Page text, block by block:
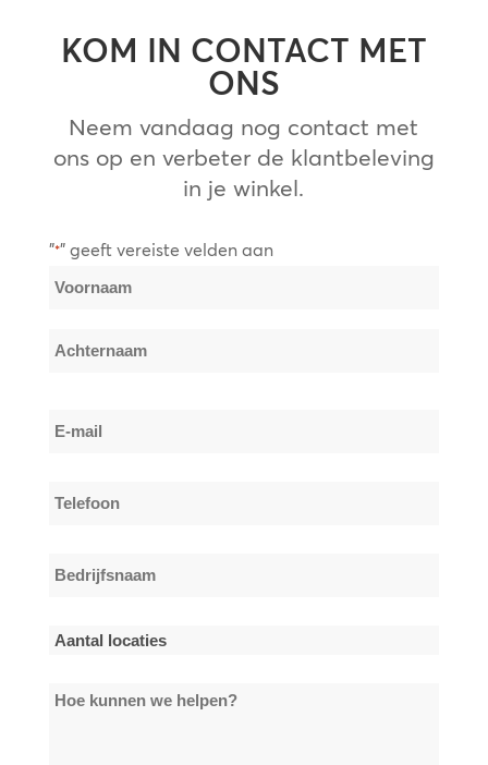
KOM IN CONTACT MET
ONS
Neem vandaag nog contact met
ons op en verbeter de klantbeleving
in je winkel.
"*" geeft vereiste velden aan
Naam
Voornaam
E-
Telefoon
Bedrijfsnaam
Aantal
*Hoe